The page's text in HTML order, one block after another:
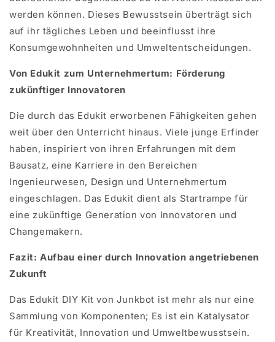
werden können. Dieses Bewusstsein überträgt sich
auf ihr tägliches Leben und beeinflusst ihre
Konsumgewohnheiten und Umweltentscheidungen.
Von Edukit zum Unternehmertum: Förderung
zukünftiger Innovatoren
Die durch das Edukit erworbenen Fähigkeiten gehen
weit über den Unterricht hinaus. Viele junge Erfinder
haben, inspiriert von ihren Erfahrungen mit dem
Bausatz, eine Karriere in den Bereichen
Ingenieurwesen, Design und Unternehmertum
eingeschlagen. Das Edukit dient als Startrampe für
eine zukünftige Generation von Innovatoren und
Changemakern.
Fazit: Aufbau einer durch Innovation angetriebenen
Zukunft
Das Edukit DIY Kit von Junkbot ist mehr als nur eine
Sammlung von Komponenten; Es ist ein Katalysator
für Kreativität, Innovation und Umweltbewusstsein.